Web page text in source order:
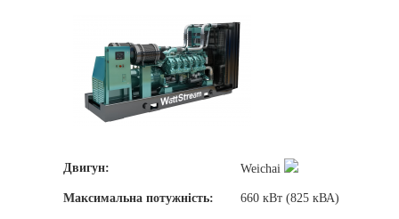
Двигун: Weichai
Максимальна потужність: 660 кВт (825 кВА)